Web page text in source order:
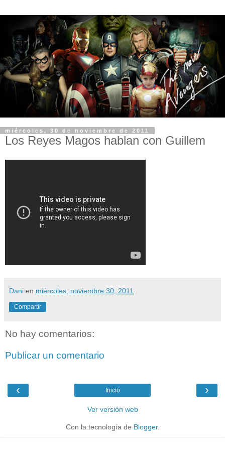
miércoles, 30 de noviembre de 2011
Los Reyes Magos hablan con Guillem
Dani en miércoles, noviembre 30, 2011
Compartir
No hay comentarios:
Publicar un comentario
‹ ›
Inicio
Ver versión web
Con la tecnología de Blogger.